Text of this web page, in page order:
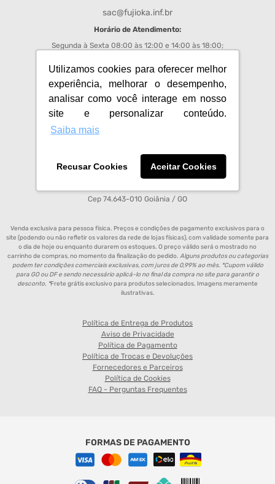
Utilizamos cookies para oferecer melhor
experiência, melhorar o desempenho,
analisar como você interage em nosso
site e personalizar conteúdo.
Saiba mais
Recusar Cookies Aceitar Cookies
sac@fujioka.inf.br
Horário de Atendimento:
Segunda à Sexta 08:00 às 12:00 e 14:00 às 18:00;
REDES SOCIAIS FUJIOKA
Acompanhe todas as promoções e novidades do Fujioka
Fujioka Eletro Imagem S.A - CNPJ 01.008.713/0001-64
Cep 74.643-010 Goiânia / GO
Venda exclusiva para pessoa física. Preços e condições de pagamento exclusivos para o
site (podendo ou não refletir os valores da rede de lojas físicas), com validade somente para
o dia de hoje ou enquanto durarem os estoques. O preço válido será o mostrado no
carrinho de compras, no momento da finalização do pedido. Alguns produtos ou categorias
podem ter condições comerciais exclusivas, com juros de 0,99% ao mês. *Cupom válido
para GO ou DF e sendo necessário aplicá-lo no final da compra no site para garantir o
desconto. *Frete grátis exclusivo para produtos selecionados. Imagens meramente
ilustrativas.
Política de Entrega de Produtos
Aviso de Privacidade
Política de Pagamento
Política de Trocas e Devoluções
Fornecedores e Parceiros
Política de Cookies
FAQ - Perguntas Frequentes
FORMAS DE PAGAMENTO